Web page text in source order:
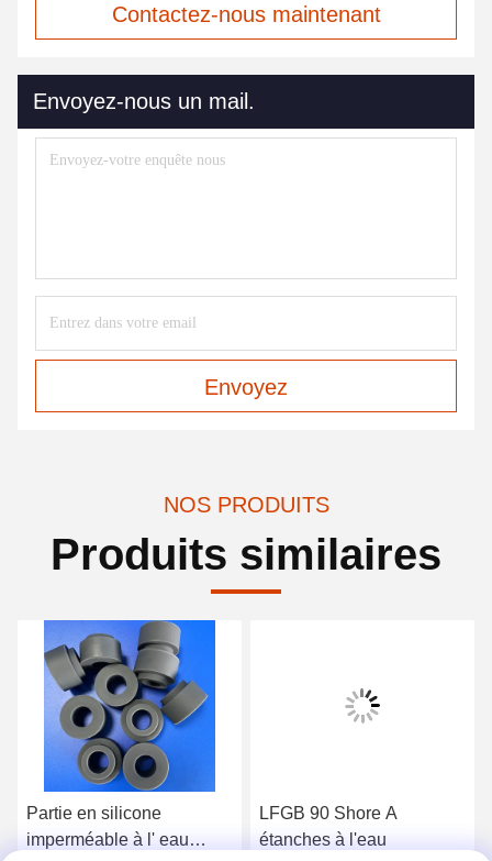
Contactez-nous maintenant
Envoyez-nous un mail.
Envoyez
NOS PRODUITS
Produits similaires
Partie en silicone
imperméable à l' eau
LFGB 90 Shore A
étanches à l'eau